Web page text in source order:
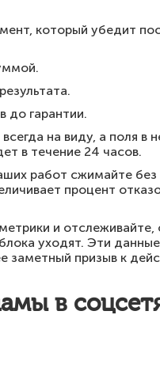
который убедит
до гарантии.
на виду, а поля в
в течение 24 часов.
работ сжимайте без
процент
и отслеживайте,
уходят. Эти
заметный призыв к
в